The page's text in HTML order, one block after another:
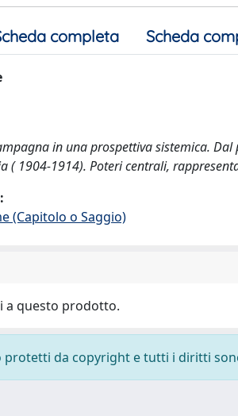
completa Scheda
in una prospettiva sistemica.
( 1904-1914). Poteri centrali,
(Capitolo o Saggio)
a questo prodotto.
protetti da copyright e tutti i diritti